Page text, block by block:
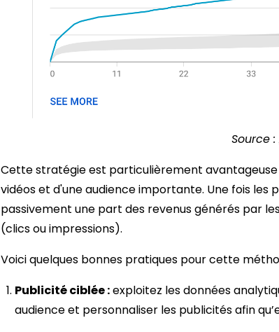
Source :
Cette stratégie est particulièrement
vidéos et d'une audience importante. Une fois les
passivement une part des revenus générés par
(clics ou impressions).
Voici quelques bonnes pratiques pour cette
Publicité ciblée :exploitez les données
audience et personnaliser les publicités afin